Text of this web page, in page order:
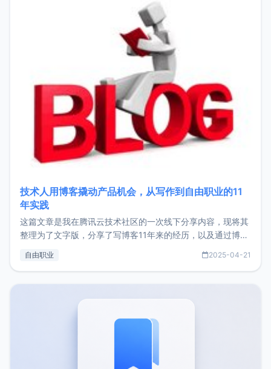
技术人用博客撬动产品机会，从写作到自由职业的11
年实践
这篇文章是我在腾讯云技术社区的一次线下分享内容，现将其
整理为了文字版，分享了写博客11年来的经历，以及通过博客
了我的首个产品ImgURL的真实数据和产品现状。自我介绍大
自由职业 2025-04-21